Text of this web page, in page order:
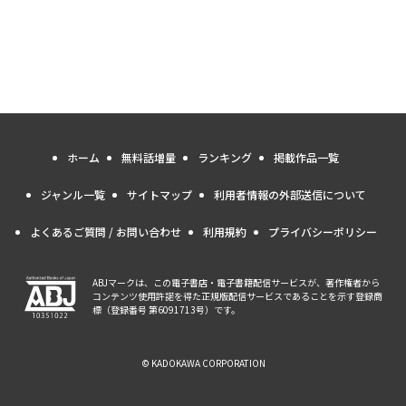
ホーム 無料話増量 ランキング 掲載作品一覧
ジャンル一覧 サイトマップ 利用者情報の外部送信について
よくあるご質問 / お問い合わせ 利用規約 プライバシーポリシー
ABJマークは、この電子書店・電子書籍配信サービスが、著作権者から
コンテンツ使用許諾を得た正規版配信サービスであることを示す登録商
標（登録番号 第6091713号）です。
© KADOKAWA CORPORATION